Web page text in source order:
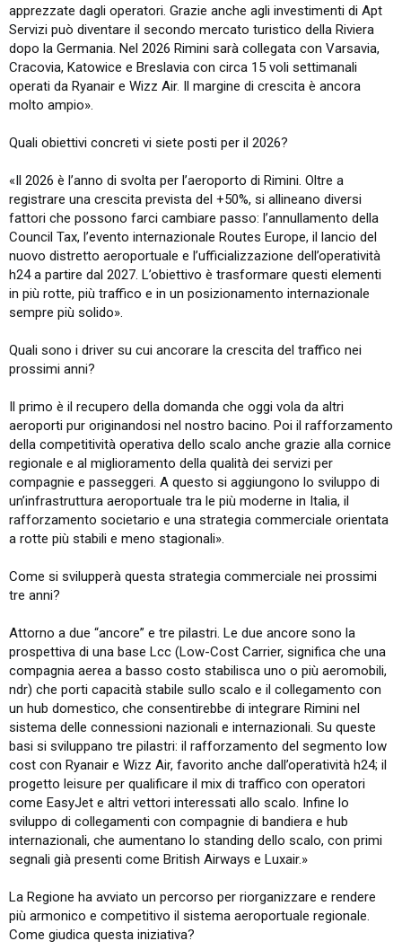
apprezzate dagli operatori. Grazie anche agli investimenti di Apt
Servizi può diventare il secondo mercato turistico della Riviera
dopo la Germania. Nel 2026 Rimini sarà collegata con Varsavia,
Cracovia, Katowice e Breslavia con circa 15 voli settimanali
operati da Ryanair e Wizz Air. Il margine di crescita è ancora
molto ampio».
Quali obiettivi concreti vi siete posti per il 2026?
«Il 2026 è l’anno di svolta per l’aeroporto di Rimini. Oltre a
registrare una crescita prevista del +50%, si allineano diversi
fattori che possono farci cambiare passo: l’annullamento della
Council Tax, l’evento internazionale Routes Europe, il lancio del
nuovo distretto aeroportuale e l’ufficializzazione dell’operatività
h24 a partire dal 2027. L’obiettivo è trasformare questi elementi
in più rotte, più traffico e in un posizionamento internazionale
sempre più solido».
Quali sono i driver su cui ancorare la crescita del traffico nei
prossimi anni?
Il primo è il recupero della domanda che oggi vola da altri
aeroporti pur originandosi nel nostro bacino. Poi il rafforzamento
della competitività operativa dello scalo anche grazie alla cornice
regionale e al miglioramento della qualità dei servizi per
compagnie e passeggeri. A questo si aggiungono lo sviluppo di
un’infrastruttura aeroportuale tra le più moderne in Italia, il
rafforzamento societario e una strategia commerciale orientata
a rotte più stabili e meno stagionali».
Come si svilupperà questa strategia commerciale nei prossimi
tre anni?
Attorno a due “ancore” e tre pilastri. Le due ancore sono la
prospettiva di una base Lcc (Low-Cost Carrier, significa che una
compagnia aerea a basso costo stabilisca uno o più aeromobili,
ndr) che porti capacità stabile sullo scalo e il collegamento con
un hub domestico, che consentirebbe di integrare Rimini nel
sistema delle connessioni nazionali e internazionali. Su queste
basi si sviluppano tre pilastri: il rafforzamento del segmento low
cost con Ryanair e Wizz Air, favorito anche dall’operatività h24; il
progetto leisure per qualificare il mix di traffico con operatori
come EasyJet e altri vettori interessati allo scalo. Infine lo
sviluppo di collegamenti con compagnie di bandiera e hub
internazionali, che aumentano lo standing dello scalo, con primi
segnali già presenti come British Airways e Luxair.»
La Regione ha avviato un percorso per riorganizzare e rendere
più armonico e competitivo il sistema aeroportuale regionale.
Come giudica questa iniziativa?